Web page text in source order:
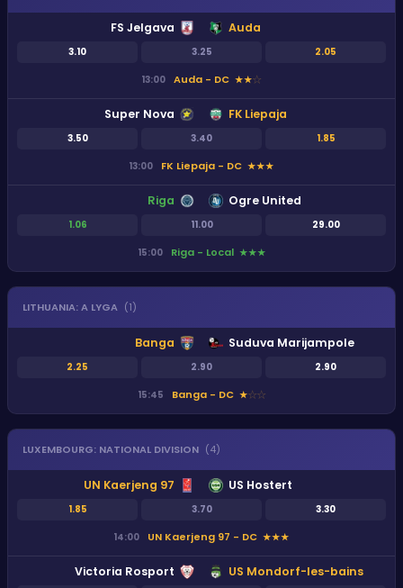
FS Jelgava
3.10 3.25 2.05
Auda
13:00 Auda - DC ★★★
Super Nova
3.50 3.40 1.85
FK Liepaja
13:00 FK Liepaja - DC ★★★
Riga
1.06 11.00 29.00
Ogre United
15:00 Riga - Local ★★★
LITHUANIA:A LYGA (1)
Banga
2.25 2.90 2.90
Suduva Marijampole
15:45 Banga - DC ★★★
LUXEMBOURG: NATIONAL DIVISION (4)
UN Kaerjeng 97
1.85 3.70 3.30
US Hostert
14:00 UN Kaerjeng 97 - DC ★★★
Victoria Rosport US Mondorf-les-bains